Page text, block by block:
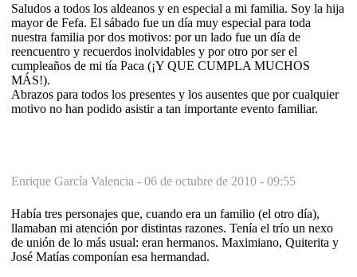
Saludos a todos los aldeanos y en especial a mi familia. Soy la hija
mayor de Fefa. El sábado fue un día muy especial para toda
nuestra familia por dos motivos: por un lado fue un día de
reencuentro y recuerdos inolvidables y por otro por ser el
cumpleaños de mi tía Paca (¡Y QUE CUMPLA MUCHOS
MÁS!).
Abrazos para todos los presentes y los ausentes que por cualquier
motivo no han podido asistir a tan importante evento familiar.
Enrique García Valencia - 06 de octubre de 2010 - 09:55
Había tres personajes que, cuando era un familio (el otro día),
llamaban mi atención por distintas razones. Tenía el trío un nexo
de unión de lo más usual: eran hermanos. Maximiano, Quiterita y
José Matías componían esa hermandad.